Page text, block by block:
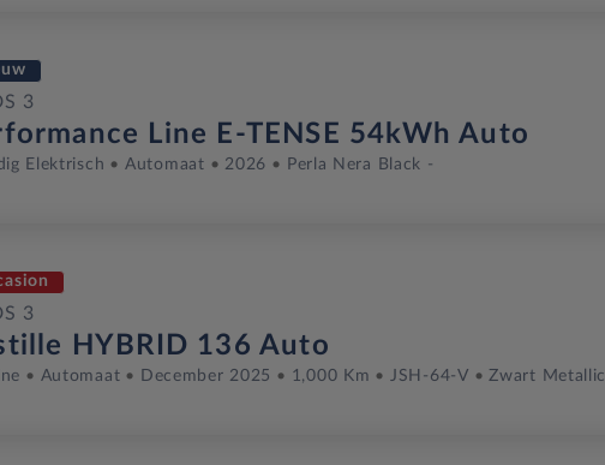
3
Line E-TENSE 54kWh Auto
Elektrisch Automaat 2026 Perla Nera Black -
3
HYBRID 136 Auto
Automaat December 2025 1,000 Km JSH-64-V Zwart Metallic